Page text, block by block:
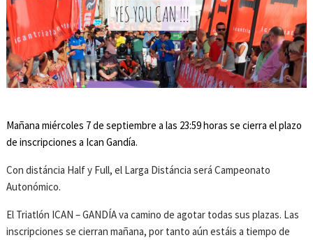
Mañana miércoles 7 de septiembre a las 23:59 horas se cierra el plazo
de inscripciones a Ican Gandía.
Con distáncia Half y Full, el Larga Distáncia será Campeonato
Autonómico.
El Triatlón ICAN – GANDÍA va camino de agotar todas sus plazas. Las
inscripciones se cierran mañana, por tanto aún estáis a tiempo de